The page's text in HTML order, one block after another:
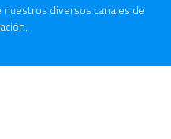
diversos canales de